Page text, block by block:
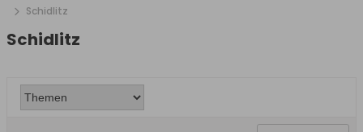
Schidlitz
Schidlitz